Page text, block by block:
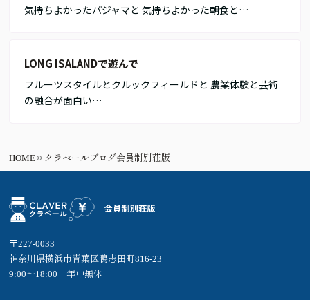
気持ちよかったパジャマと 気持ちよかった朝食と…
LONG ISALANDで遊んで
フルーツスタイルとクルックフィールドと 農業体験と芸術
の融合が面白い…
HOME クラベールブログ会員制別荘版
〒227-0033
神奈川県横浜市青葉区鴨志田町816-23
9:00～18:00 年中無休